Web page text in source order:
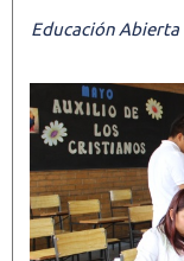
Educación Abierta